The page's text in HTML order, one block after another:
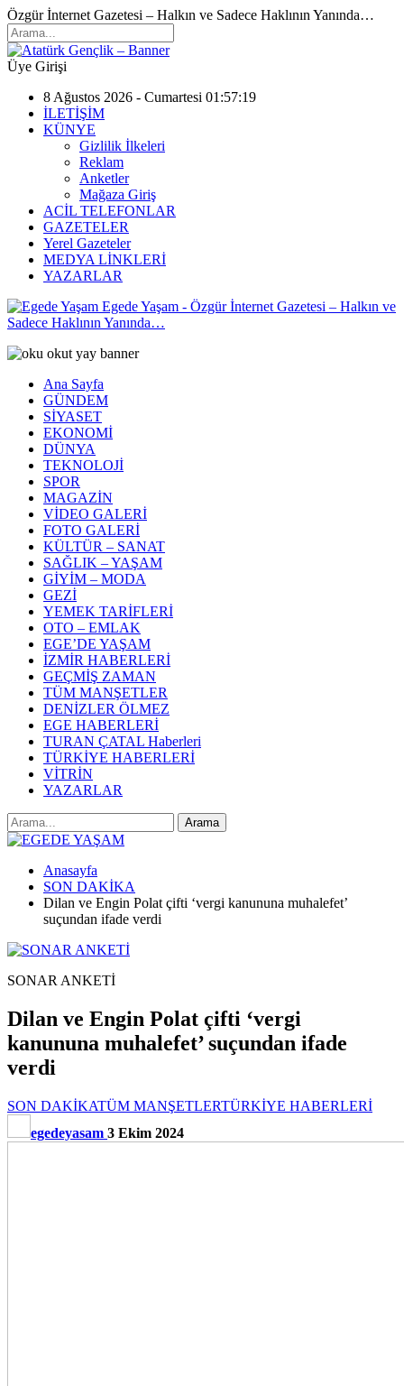
Özgür İnternet Gazetesi – Halkın ve Sadece Haklının Yanında…
Üye Girişi
8 Ağustos 2026 - Cumartesi 01:57:19
İLETİŞİM
KÜNYE
Gizlilik İlkeleri
Reklam
Anketler
Mağaza Giriş
ACİL TELEFONLAR
GAZETELER
Yerel Gazeteler
MEDYA LİNKLERİ
YAZARLAR
Egede Yaşam - Özgür İnternet Gazetesi – Halkın ve
Sadece Haklının Yanında…
Ana Sayfa
GÜNDEM
SİYASET
EKONOMİ
DÜNYA
TEKNOLOJİ
SPOR
MAGAZİN
VİDEO GALERİ
FOTO GALERİ
KÜLTÜR – SANAT
SAĞLIK – YAŞAM
GİYİM – MODA
GEZİ
YEMEK TARİFLERİ
OTO – EMLAK
EGE’DE YAŞAM
İZMİR HABERLERİ
GEÇMİŞ ZAMAN
TÜM MANŞETLER
DENİZLER ÖLMEZ
EGE HABERLERİ
TURAN ÇATAL Haberleri
TÜRKİYE HABERLERİ
VİTRİN
YAZARLAR
Anasayfa
SON DAKİKA
Dilan ve Engin Polat çifti ‘vergi kanununa muhalefet’
suçundan ifade verdi
SONAR ANKETİ
Dilan ve Engin Polat çifti ‘vergi
kanununa muhalefet’ suçundan ifade
verdi
SON DAKİKATÜM MANŞETLERTÜRKİYE HABERLERİ
egedeyasam 3 Ekim 2024